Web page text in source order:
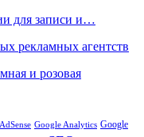
для записи и…
рекламных агентств
и розовая
Google Analytics Google